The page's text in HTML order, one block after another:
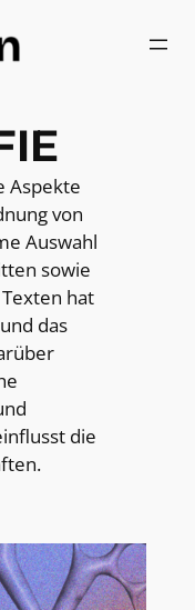
Aspekte
von
Auswahl
sowie
hat
das
die